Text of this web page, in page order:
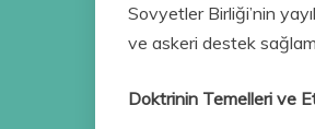
Sovyetler Birliği’nin
ve askeri destek
Doktrinin Temelleri ve